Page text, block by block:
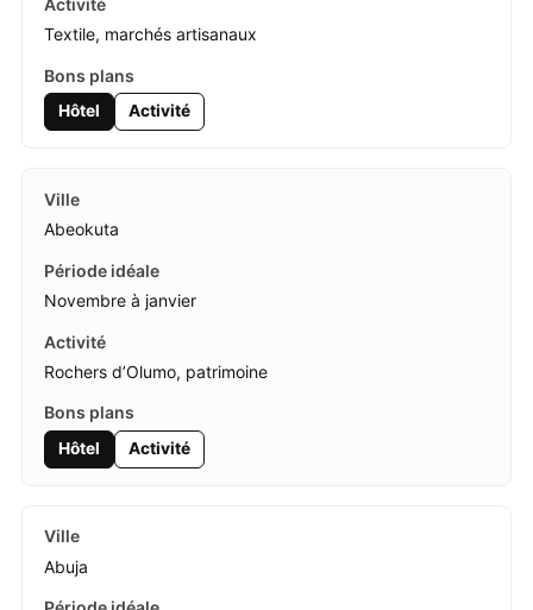
Textile, marchés artisanaux
Hôtel Activité
Abeokuta
Novembre à janvier
Rochers d’Olumo, patrimoine
Hôtel Activité
Abuja